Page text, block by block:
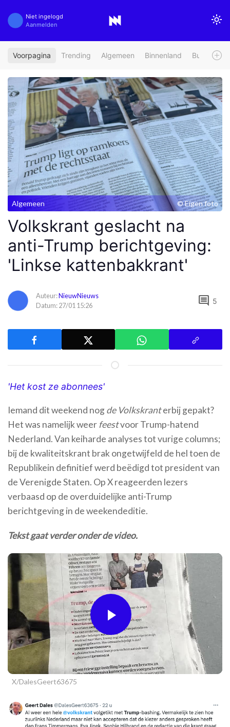
Niet ingelogd
Aanmelden
Voorpagina Trending Algemeen Binnenland Buitenland
Algemeen © Eigen foto
Volkskrant geslacht na
anti-Trump berichtgeving:
'Linkse kattenbakkrant'
Auteur:NieuwNieuws
Datum: 27/01 15:26
comment 5
'Het kost ze abonnees'
Iemand dit weekend nogde Volkskranterbij gepakt?
Het was namelijk weerfeestvoor Trump-hatend
Nederland. Van keiharde analyses tot vurige columns;
bij de kwaliteitskrant brak ongetwijfeld de hel toen de
Republikein definitief werd beëdigd tot president van
de Verenigde Staten. Op X reageerden lezers
verbaasd op de overduidelijke anti-Trump
berichtgeving in de weekendeditie.
Tekst gaat verder onder de video.
Play
Video
X/DalesGeert63675